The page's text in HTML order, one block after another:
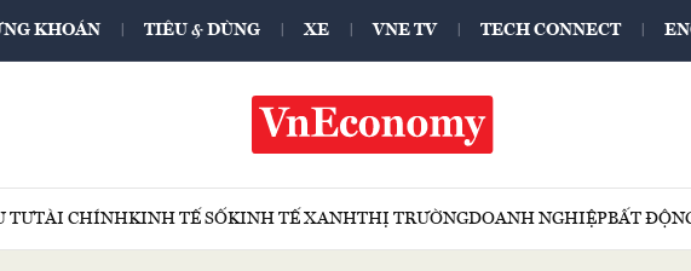
KHOÁN TIÊU & DÙNG XE VNE TV TECH CONNECT
TƯTÀI CHÍNHKINH TẾ SỐKINH TẾ XANHTHỊ TRƯỜNGDOANH NGHIỆPBẤT